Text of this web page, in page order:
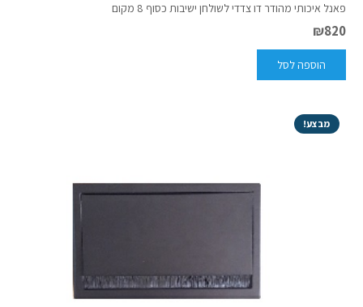
פאנל איכותי מהודר דו צדדי לשולחן ישיבות כסוף 8 מקום
₪820
הוספה לסל
מבצע!